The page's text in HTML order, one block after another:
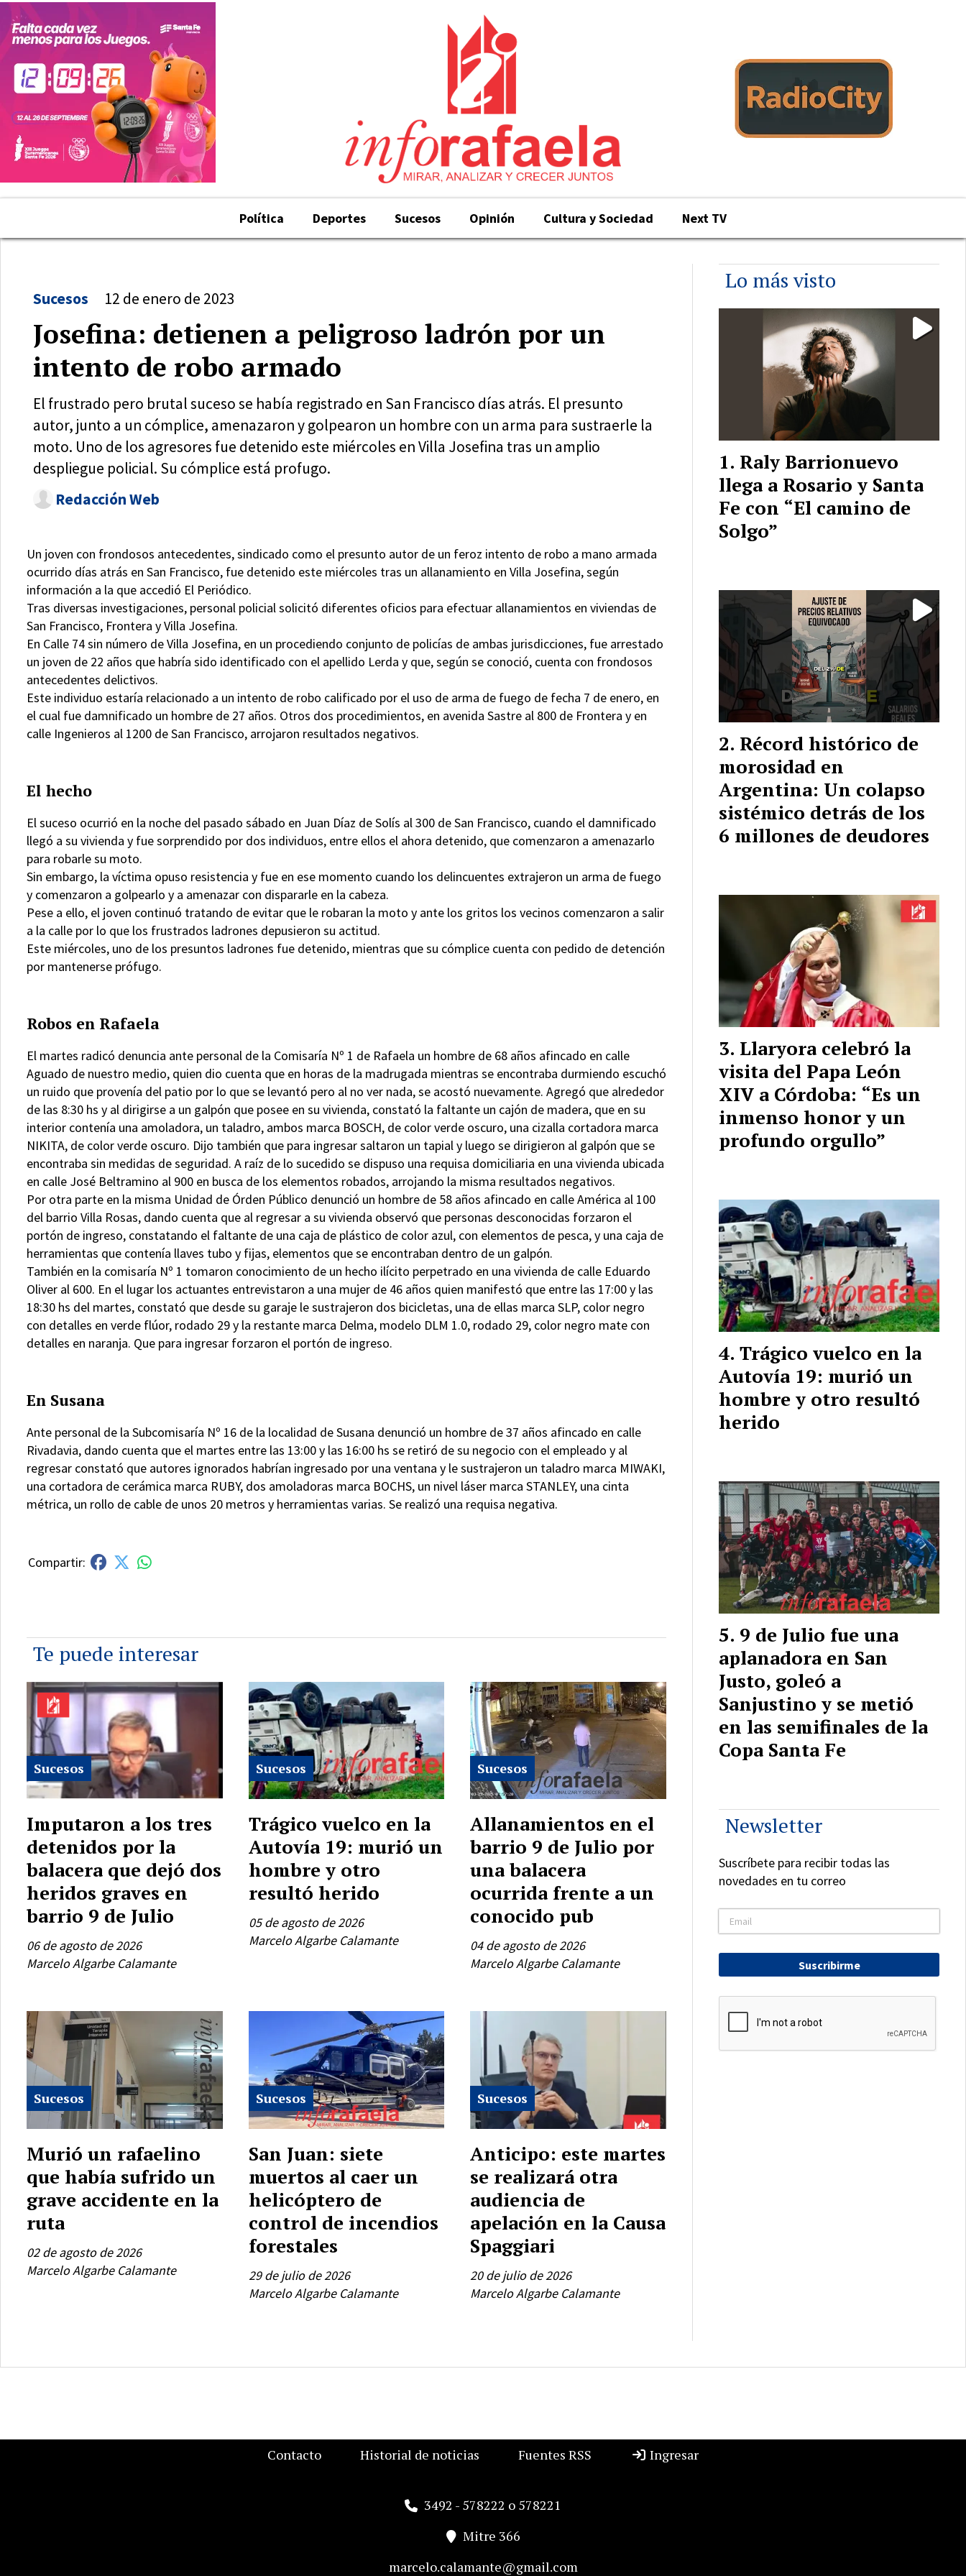
Política Deportes Sucesos Opinión Cultura y Sociedad Next TV
Josefina: detienen a peligroso ladrón por un
intento de robo armado
El frustrado pero brutal suceso se había registrado en San Francisco días atrás. El presunto
autor, junto a un cómplice, amenazaron y golpearon un hombre con un arma para sustraerle la
moto. Uno de los agresores fue detenido este miércoles en Villa Josefina tras un amplio
despliegue policial. Su cómplice está profugo.
Sucesos 12 de enero de 2023
Redacción Web
Un joven con frondosos antecedentes, sindicado como el presunto autor de un feroz intento de robo a mano armada
ocurrido días atrás en San Francisco, fue detenido este miércoles tras un allanamiento en Villa Josefina, según
información a la que accedió El Periódico.
Tras diversas investigaciones, personal policial solicitó diferentes oficios para efectuar allanamientos en viviendas de
San Francisco, Frontera y Villa Josefina.
En Calle 74 sin número de Villa Josefina, en un procediendo conjunto de policías de ambas jurisdicciones, fue arrestado
un joven de 22 años que habría sido identificado con el apellido Lerda y que, según se conoció, cuenta con frondosos
antecedentes delictivos.
Este individuo estaría relacionado a un intento de robo calificado por el uso de arma de fuego de fecha 7 de enero, en
el cual fue damnificado un hombre de 27 años. Otros dos procedimientos, en avenida Sastre al 800 de Frontera y en
calle Ingenieros al 1200 de San Francisco, arrojaron resultados negativos.
El hecho
El suceso ocurrió en la noche del pasado sábado en Juan Díaz de Solís al 300 de San Francisco, cuando el damnificado
llegó a su vivienda y fue sorprendido por dos individuos, entre ellos el ahora detenido, que comenzaron a amenazarlo
para robarle su moto.
Sin embargo, la víctima opuso resistencia y fue en ese momento cuando los delincuentes extrajeron un arma de fuego
y comenzaron a golpearlo y a amenazar con dispararle en la cabeza.
Pese a ello, el joven continuó tratando de evitar que le robaran la moto y ante los gritos los vecinos comenzaron a salir
a la calle por lo que los frustrados ladrones depusieron su actitud.
Este miércoles, uno de los presuntos ladrones fue detenido, mientras que su cómplice cuenta con pedido de detención
por mantenerse prófugo.
Robos en Rafaela
El martes radicó denuncia ante personal de la Comisaría Nº 1 de Rafaela un hombre de 68 años afincado en calle
Aguado de nuestro medio, quien dio cuenta que en horas de la madrugada mientras se encontraba durmiendo escuchó
un ruido que provenía del patio por lo que se levantó pero al no ver nada, se acostó nuevamente. Agregó que alrededor
de las 8:30 hs y al dirigirse a un galpón que posee en su vivienda, constató la faltante un cajón de madera, que en su
interior contenía una amoladora, un taladro, ambos marca BOSCH, de color verde oscuro, una cizalla cortadora marca
NIKITA, de color verde oscuro. Dijo también que para ingresar saltaron un tapial y luego se dirigieron al galpón que se
encontraba sin medidas de seguridad. A raíz de lo sucedido se dispuso una requisa domiciliaria en una vivienda ubicada
en calle José Beltramino al 900 en busca de los elementos robados, arrojando la misma resultados negativos.
Por otra parte en la misma Unidad de Órden Público denunció un hombre de 58 años afincado en calle América al 100
del barrio Villa Rosas, dando cuenta que al regresar a su vivienda observó que personas desconocidas forzaron el
portón de ingreso, constatando el faltante de una caja de plástico de color azul, con elementos de pesca, y una caja de
herramientas que contenía llaves tubo y fijas, elementos que se encontraban dentro de un galpón.
También en la comisaría Nº 1 tomaron conocimiento de un hecho ilícito perpetrado en una vivienda de calle Eduardo
Oliver al 600. En el lugar los actuantes entrevistaron a una mujer de 46 años quien manifestó que entre las 17:00 y las
18:30 hs del martes, constató que desde su garaje le sustrajeron dos bicicletas, una de ellas marca SLP, color negro
con detalles en verde flúor, rodado 29 y la restante marca Delma, modelo DLM 1.0, rodado 29, color negro mate con
detalles en naranja. Que para ingresar forzaron el portón de ingreso.
En Susana
Ante personal de la Subcomisaría Nº 16 de la localidad de Susana denunció un hombre de 37 años afincado en calle
Rivadavia, dando cuenta que el martes entre las 13:00 y las 16:00 hs se retiró de su negocio con el empleado y al
regresar constató que autores ignorados habrían ingresado por una ventana y le sustrajeron un taladro marca MIWAKI,
una cortadora de cerámica marca RUBY, dos amoladoras marca BOCHS, un nivel láser marca STANLEY, una cinta
métrica, un rollo de cable de unos 20 metros y herramientas varias. Se realizó una requisa negativa.
Te puede interesar
Imputaron a los tres
detenidos por la
balacera que dejó dos
heridos graves en
barrio 9 de Julio
Marcelo Algarbe Calamante
Sucesos
06 de agosto de 2026
Trágico vuelco en la
Autovía 19: murió un
hombre y otro
resultó herido
Marcelo Algarbe Calamante
Sucesos
05 de agosto de 2026
Allanamientos en el
barrio 9 de Julio por
una balacera
ocurrida frente a un
conocido pub
Marcelo Algarbe Calamante
Sucesos
04 de agosto de 2026
Murió un rafaelino
que había sufrido un
grave accidente en la
ruta
Marcelo Algarbe Calamante
Sucesos
02 de agosto de 2026
San Juan: siete
muertos al caer un
helicóptero de
control de incendios
forestales
Marcelo Algarbe Calamante
Sucesos
29 de julio de 2026
Anticipo: este martes
se realizará otra
audiencia de
apelación en la Causa
Spaggiari
Marcelo Algarbe Calamante
Sucesos
20 de julio de 2026
Lo más visto
Raly Barrionuevo
llega a Rosario y Santa
Fe con “El camino de
Solgo”
Récord histórico de
morosidad en
Argentina: Un colapso
sistémico detrás de los
6 millones de deudores
Llaryora celebró la
visita del Papa León
XIV a Córdoba: “Es un
inmenso honor y un
profundo orgullo”
Trágico vuelco en la
Autovía 19: murió un
hombre y otro resultó
herido
9 de Julio fue una
aplanadora en San
Justo, goleó a
Sanjustino y se metió
en las semifinales de la
Copa Santa Fe
Newsletter
Suscríbete para recibir todas las
novedades en tu correo
Suscribirme
Contacto Historial de noticias Fuentes RSS Ingresar
3492 - 578222 o 578221
Mitre 366
marcelo.calamante@gmail.com